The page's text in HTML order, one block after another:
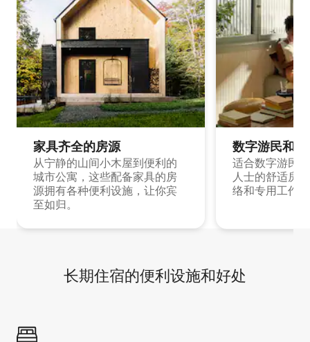
家具齐全的房源
从宁静的山间小木屋到便利的
城市公寓，这些配备家具的房
源拥有各种便利设施，让你宾
至如归。
数字游民和
适合数字游民
人士的舒适房
络和专用工作
长期住宿的便利设施和好处